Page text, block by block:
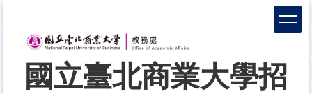
國立臺北商業大學招